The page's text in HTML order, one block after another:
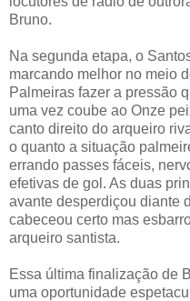
Bruno.
Na segunda etapa, o
marcando melhor no meio
Palmeiras fazer a pressão
uma vez coube ao Onze
canto direito do arqueiro
o quanto a situação
errando passes fáceis,
efetivas de gol. As duas
avante desperdiçou diante
cabeceou certo mas
arqueiro santista.
Essa última finalização de
uma oportunidade